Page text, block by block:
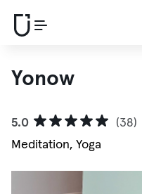
Yonow
5.0
(38)
Meditation, Yoga